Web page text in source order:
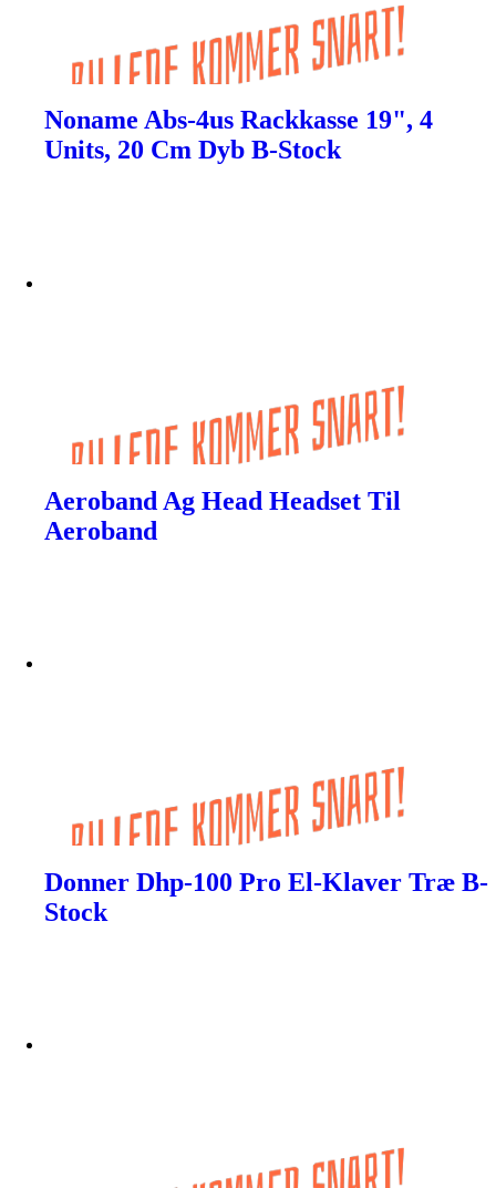
Noname Abs-4us Rackkasse 19", 4
Units, 20 Cm Dyb B-Stock
Aeroband Ag Head Headset Til
Aeroband
Donner Dhp-100 Pro El-Klaver Træ B-
Stock